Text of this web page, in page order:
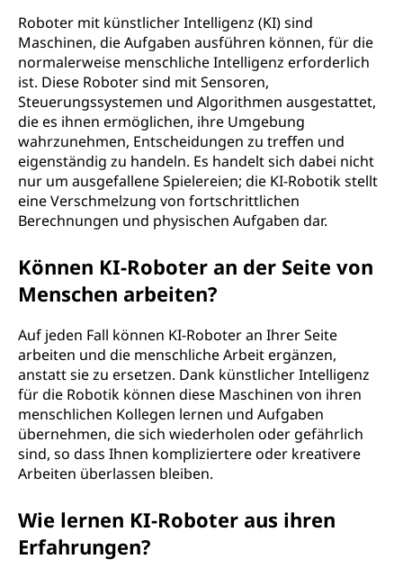
Roboter mit künstlicher Intelligenz (KI) sind
Maschinen, die Aufgaben ausführen können, für die
normalerweise menschliche Intelligenz erforderlich
ist. Diese Roboter sind mit Sensoren,
Steuerungssystemen und Algorithmen ausgestattet,
die es ihnen ermöglichen, ihre Umgebung
wahrzunehmen, Entscheidungen zu treffen und
eigenständig zu handeln. Es handelt sich dabei nicht
nur um ausgefallene Spielereien; die KI-Robotik stellt
eine Verschmelzung von fortschrittlichen
Berechnungen und physischen Aufgaben dar.
Können KI-Roboter an der Seite von
Menschen arbeiten?
Auf jeden Fall können KI-Roboter an Ihrer Seite
arbeiten und die menschliche Arbeit ergänzen,
anstatt sie zu ersetzen. Dank künstlicher Intelligenz
für die Robotik können diese Maschinen von ihren
menschlichen Kollegen lernen und Aufgaben
übernehmen, die sich wiederholen oder gefährlich
sind, so dass Ihnen kompliziertere oder kreativere
Arbeiten überlassen bleiben.
Wie lernen KI-Roboter aus ihren
Erfahrungen?